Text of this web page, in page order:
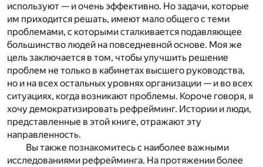
используют — и очень эффективно. Но задачи, которые
им приходится решать, имеют мало общего с теми
проблемами, с которыми сталкивается подавляющее
большинство людей на повседневной основе. Моя же
цель заключается в том, чтобы улучшить решение
проблем не только в кабинетах высшего руководства,
но и на всех остальных уровнях организации — и во всех
ситуациях, когда возникают проблемы. Короче говоря, я
хочу демократизировать рефрейминг. Истории и люди,
представленные в этой книге, отражают эту
направленность.
Вы также познакомитесь с наиболее важными
исследованиями рефрейминга. На протяжении более